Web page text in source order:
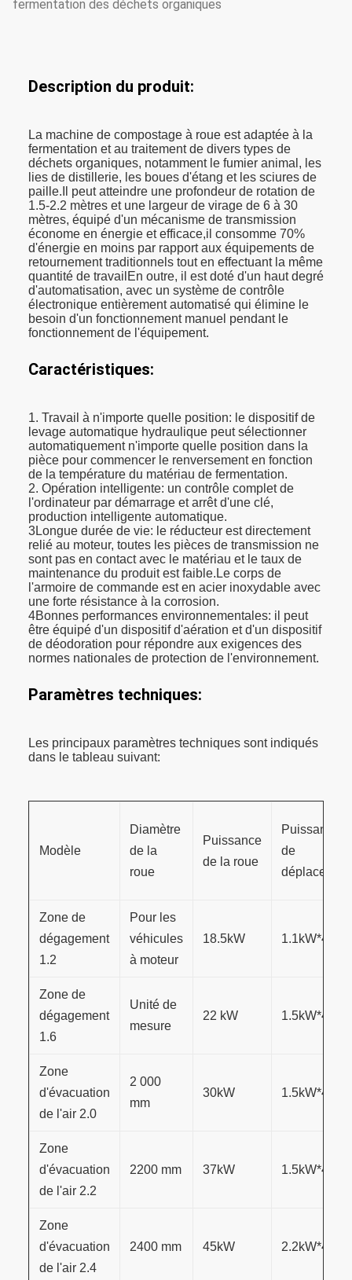
fermentation des déchets organiques
Description du produit:
La machine de compostage à roue est adaptée à la
fermentation et au traitement de divers types de
déchets organiques, notamment le fumier animal, les
lies de distillerie, les boues d'étang et les sciures de
paille.Il peut atteindre une profondeur de rotation de
1.5-2.2 mètres et une largeur de virage de 6 à 30
mètres, équipé d'un mécanisme de transmission
économe en énergie et efficace,il consomme 70%
d'énergie en moins par rapport aux équipements de
retournement traditionnels tout en effectuant la même
quantité de travailEn outre, il est doté d'un haut degré
d'automatisation, avec un système de contrôle
électronique entièrement automatisé qui élimine le
besoin d'un fonctionnement manuel pendant le
fonctionnement de l'équipement.
Caractéristiques:
1. Travail à n'importe quelle position: le dispositif de
levage automatique hydraulique peut sélectionner
automatiquement n'importe quelle position dans la
pièce pour commencer le renversement en fonction
de la température du matériau de fermentation.
2. Opération intelligente: un contrôle complet de
l'ordinateur par démarrage et arrêt d'une clé,
production intelligente automatique.
3Longue durée de vie: le réducteur est directement
relié au moteur, toutes les pièces de transmission ne
sont pas en contact avec le matériau et le taux de
maintenance du produit est faible.Le corps de
l'armoire de commande est en acier inoxydable avec
une forte résistance à la corrosion.
4Bonnes performances environnementales: il peut
être équipé d'un dispositif d'aération et d'un dispositif
de déodoration pour répondre aux exigences des
normes nationales de protection de l'environnement.
Paramètres techniques:
Les principaux paramètres techniques sont indiqués
dans le tableau suivant:
Modèle
Diamètre
de la
roue
Puissance
de la roue
Puissance
de
Zone de
dégagement
1.2
Pour les
véhicules
à moteur
18.5kW 1.1kW*4
Zone de
dégagement
1.6
Unité de
mesure
22 kW 1.5kW*4
Zone
d'évacuation
de l'air 2.0
2 000
mm
30kW 1.5kW*4
Zone
d'évacuation
de l'air 2.2
2200 mm 37kW 1.5kW*4
Zone
d'évacuation
de l'air 2.4
2400 mm 45kW 2.2kW*4